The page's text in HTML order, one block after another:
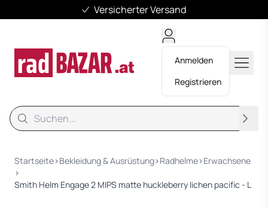
Versicherter Versand
Anmelden
Registrieren
Suche
Startseite›Bekleidung & Ausrüstung›Radhelme›Erwachsene
›
Smith Helm Engage 2 MIPS matte huckleberry lichen pacific - L